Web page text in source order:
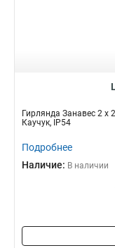
Гирлянда Занавес 2 x
Каучук, IP54
Подробнее
Наличие: В наличии